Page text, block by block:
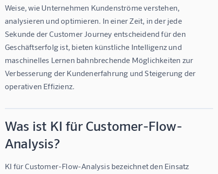
Weise, wie Unternehmen Kundenströme verstehen,
analysieren und optimieren. In einer Zeit, in der jede
Sekunde der Customer Journey entscheidend für den
Geschäftserfolg ist, bieten künstliche Intelligenz und
maschinelles Lernen bahnbrechende Möglichkeiten zur
Verbesserung der Kundenerfahrung und Steigerung der
operativen Effizienz.
Was ist KI für Customer-Flow-
Analysis?
KI für Customer-Flow-Analysis bezeichnet den Einsatz